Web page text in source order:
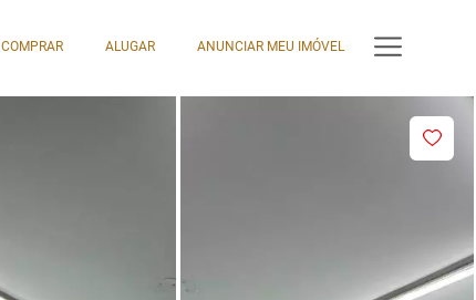
COMPRAR ALUGAR ANUNCIAR MEU IMÓVEL